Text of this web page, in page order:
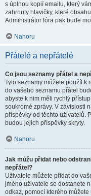
s úplnou kopií emailu, který
zahrnuty hlavičky, které
Administrátor fóra pak bude
Nahoru
Přátelé a nepřátelé
Co jsou seznamy přátel a
Tyto seznamy můžete použít k
do vašeho seznamu přátel
abyste k nim měli rychlý
soukromé zprávy. V závislosti
příspěvky od těchto uživatelů.
budou jejich příspěvky skryty.
Nahoru
Jak můžu přidat nebo
nepřátel?
Uživatele můžete přidat do
jméno uživatele se dostanete
odkaz, pomocí kterého